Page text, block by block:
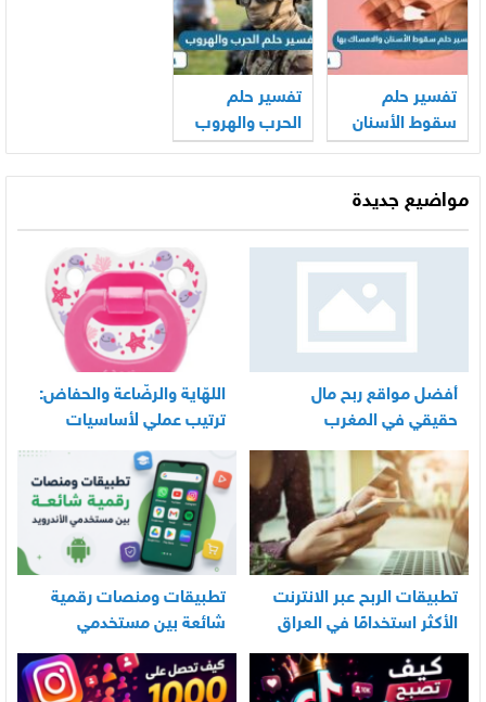
تفسير حلم
سقوط الأسنان
والامساك بها
تفسير حلم
الحرب والهروب
مواضيع جديدة
أفضل مواقع ربح مال
حقيقي في المغرب
اللهّاية والرضّاعة والحفاض:
ترتيب عملي لأساسيات
العناية اليومية بالرضيع
تطبيقات الربح عبر الانترنت
الأكثر استخدامًا في العراق
تطبيقات ومنصات رقمية
شائعة بين مستخدمي
الأندرويد